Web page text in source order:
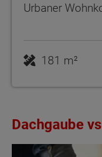
Urbaner
181 m²
Dachgaube